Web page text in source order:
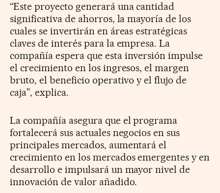
“Este proyecto generará una cantidad
significativa de ahorros, la mayoría de los
cuales se invertirán en áreas estratégicas
claves de interés para la empresa. La
compañía espera que esta inversión impulse
el crecimiento en los ingresos, el margen
bruto, el beneficio operativo y el flujo de
caja”, explica.
La compañía asegura que el programa
fortalecerá sus actuales negocios en sus
principales mercados, aumentará el
crecimiento en los mercados emergentes y en
desarrollo e impulsará un mayor nivel de
innovación de valor añadido.